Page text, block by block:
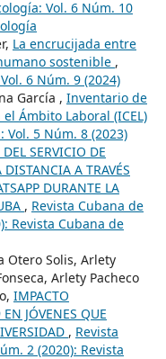
Vol. 6 Núm. 10
La encrucijada entre
sostenible ,
6 Núm. 9 (2024)
García , Inventario de
Ámbito Laboral (ICEL)
Vol. 5 Núm. 8 (2023)
SERVICIO DE
A TRAVÉS
DURANTE LA
, Revista Cubana de
Revista Cubana de
Otero Solis, Arlety
Arlety Pacheco
IMPACTO
JÓVENES QUE
, Revista
2 (2020): Revista